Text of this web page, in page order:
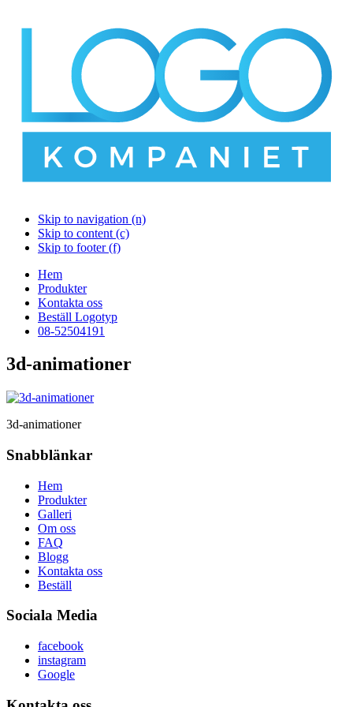
Skip to navigation (n)
Skip to content (c)
Skip to footer (f)
Hem
Produkter
Kontakta oss
Beställ Logotyp
08-52504191
3d-animationer
3d-animationer
Snabblänkar
Hem
Produkter
Galleri
Om oss
FAQ
Blogg
Kontakta oss
Beställ
Sociala Media
facebook
instagram
Google